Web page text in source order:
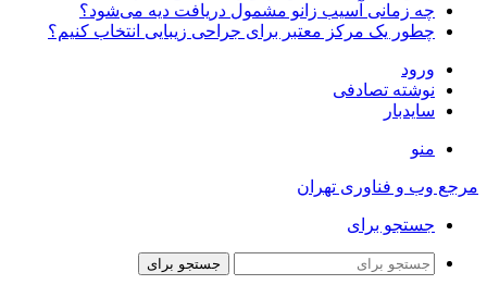
چه زمانی آسیب زانو مشمول دریافت دیه می‌شود؟
چطور یک مرکز معتبر برای جراحی زیبایی انتخاب کنیم؟
ورود
نوشته تصادفی
سایدبار
منو
مرجع وب و فناوری تهران
جستجو برای
جستجو برای